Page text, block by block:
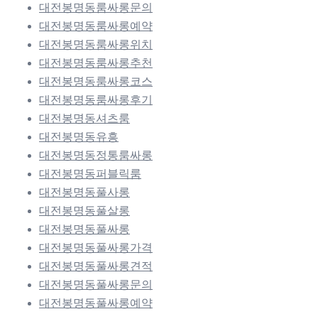
대전봉명동룸싸롱문의
대전봉명동룸싸롱예약
대전봉명동룸싸롱위치
대전봉명동룸싸롱추천
대전봉명동룸싸롱코스
대전봉명동룸싸롱후기
대전봉명동셔츠룸
대전봉명동유흥
대전봉명동정통룸싸롱
대전봉명동퍼블릭룸
대전봉명동풀사롱
대전봉명동풀살롱
대전봉명동풀싸롱
대전봉명동풀싸롱가격
대전봉명동풀싸롱견적
대전봉명동풀싸롱문의
대전봉명동풀싸롱예약